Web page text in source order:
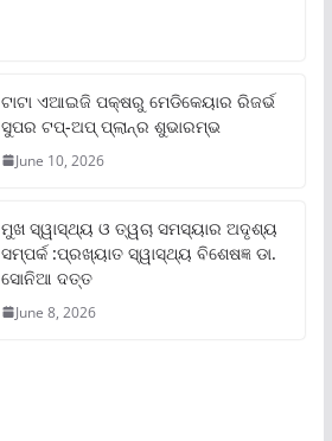
ଟାଟା ଏଆଇଜି ପକ୍ଷରୁ ମେଡିକେୟାର ରିଜର୍ଭ
ସୁପର ଟପ୍‌-ଅପ୍ ପ୍ଲାନ୍‌ର ଶୁଭାରମ୍ଭ
June 10, 2026
ମୁଖ ସ୍ୱାସ୍ଥ୍ୟ ଓ ତ୍ୱଚା ସମସ୍ୟାର ଅଦୃଶ୍ୟ
ସମ୍ପର୍କ :ପ୍ରଖ୍ୟାତ ସ୍ୱାସ୍ଥ୍ୟ ବିଶେଷଜ୍ଞ ଡା.
ସୋନିଆ ଦତ୍ତ
June 8, 2026